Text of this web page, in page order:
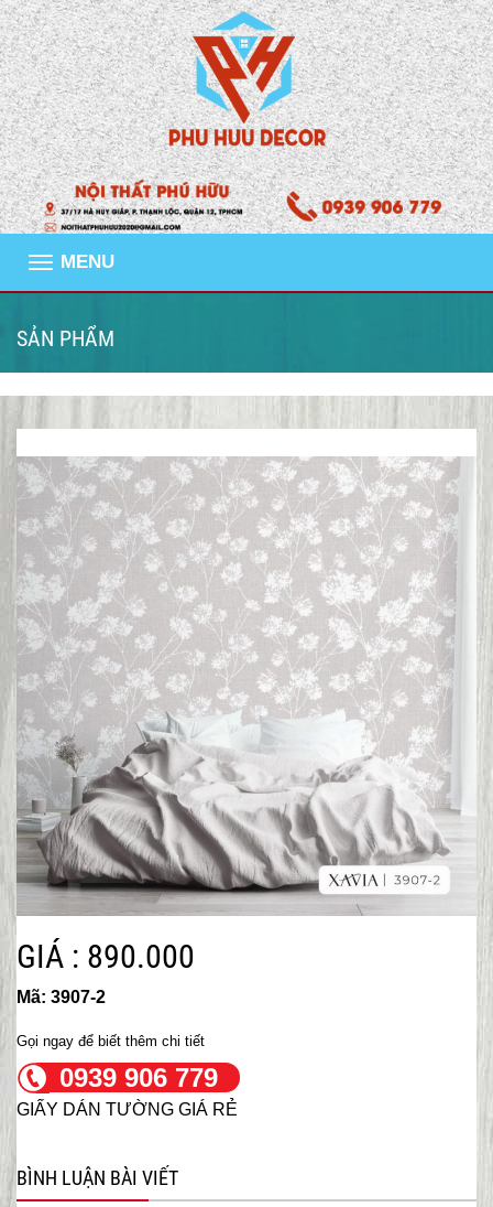
MENU
SẢN PHẨM
GIÁ : 890.000
Mã: 3907-2
Gọi ngay để biết thêm chi tiết
0939 906 779
GIẤY DÁN TƯỜNG GIÁ RẺ
BÌNH LUẬN BÀI VIẾT